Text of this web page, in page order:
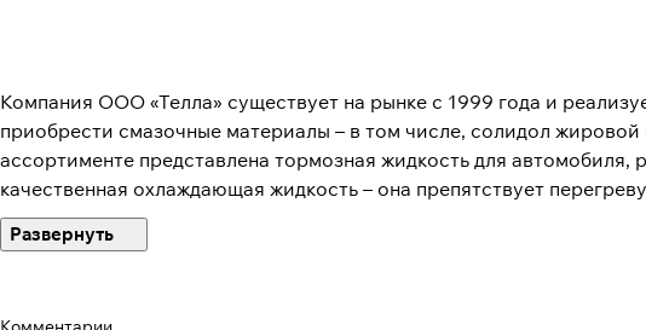
Компания ООО «Телла» существует на рынке с 1999 года и
приобрести смазочные материалы – в том числе, солидол
ассортименте представлена тормозная жидкость для
качественная охлаждающая жидкость – она препятствует
моноэтиленгликоля (моноэтиленгликоль в/с Вы также можете
умеренным ценам.